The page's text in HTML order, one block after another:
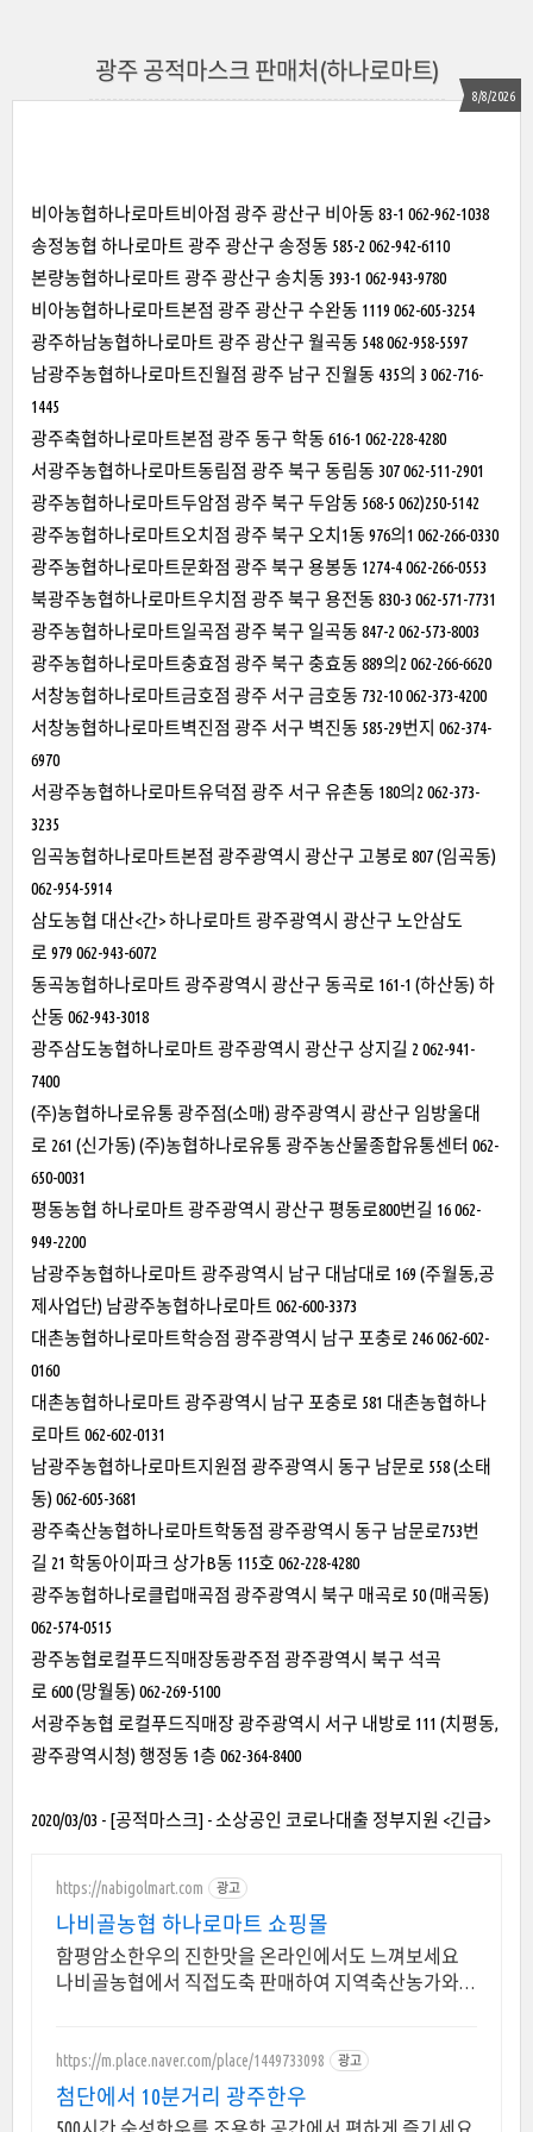
광주 공적마스크 판매처(하나로마트)
8/8/2026
비아농협하나로마트비아점 광주 광산구 비아동 83-1 062-962-1038
송정농협 하나로마트 광주 광산구 송정동 585-2 062-942-6110
본량농협하나로마트 광주 광산구 송치동 393-1 062-943-9780
비아농협하나로마트본점 광주 광산구 수완동 1119 062-605-3254
광주하남농협하나로마트 광주 광산구 월곡동 548 062-958-5597
남광주농협하나로마트진월점 광주 남구 진월동 435의 3 062-716-
1445
광주축협하나로마트본점 광주 동구 학동 616-1 062-228-4280
서광주농협하나로마트동림점 광주 북구 동림동 307 062-511-2901
광주농협하나로마트두암점 광주 북구 두암동 568-5 062)250-5142
광주농협하나로마트오치점 광주 북구 오치1동 976의1 062-266-0330
광주농협하나로마트문화점 광주 북구 용봉동 1274-4 062-266-0553
북광주농협하나로마트우치점 광주 북구 용전동 830-3 062-571-7731
광주농협하나로마트일곡점 광주 북구 일곡동 847-2 062-573-8003
광주농협하나로마트충효점 광주 북구 충효동 889의2 062-266-6620
서창농협하나로마트금호점 광주 서구 금호동 732-10 062-373-4200
서창농협하나로마트벽진점 광주 서구 벽진동 585-29번지 062-374-
6970
서광주농협하나로마트유덕점 광주 서구 유촌동 180의2 062-373-
3235
임곡농협하나로마트본점 광주광역시 광산구 고봉로 807 (임곡동)
062-954-5914
삼도농협 대산<간> 하나로마트 광주광역시 광산구 노안삼도
로 979 062-943-6072
동곡농협하나로마트 광주광역시 광산구 동곡로 161-1 (하산동) 하
산동 062-943-3018
광주삼도농협하나로마트 광주광역시 광산구 상지길 2 062-941-
7400
(주)농협하나로유통 광주점(소매) 광주광역시 광산구 임방울대
로 261 (신가동) (주)농협하나로유통 광주농산물종합유통센터 062-
650-0031
평동농협 하나로마트 광주광역시 광산구 평동로800번길 16 062-
949-2200
남광주농협하나로마트 광주광역시 남구 대남대로 169 (주월동,공
제사업단) 남광주농협하나로마트 062-600-3373
대촌농협하나로마트학승점 광주광역시 남구 포충로 246 062-602-
0160
대촌농협하나로마트 광주광역시 남구 포충로 581 대촌농협하나
로마트 062-602-0131
남광주농협하나로마트지원점 광주광역시 동구 남문로 558 (소태
동) 062-605-3681
광주축산농협하나로마트학동점 광주광역시 동구 남문로753번
길 21 학동아이파크 상가B동 115호 062-228-4280
광주농협하나로클럽매곡점 광주광역시 북구 매곡로 50 (매곡동)
062-574-0515
광주농협로컬푸드직매장동광주점 광주광역시 북구 석곡
로 600 (망월동) 062-269-5100
서광주농협 로컬푸드직매장 광주광역시 서구 내방로 111 (치평동,
광주광역시청) 행정동 1층 062-364-8400
2020/03/03 - [공적마스크] - 소상공인 코로나대출 정부지원 <긴급>
https://nabigolmart.com 광고
나비골농협 하나로마트 쇼핑몰
함평암소한우의 진한맛을 온라인에서도 느껴보세요
나비골농협에서 직접도축 판매하여 지역축산농가와
https://m.place.naver.com/place/1449733098 광고
첨단에서 10분거리 광주한우